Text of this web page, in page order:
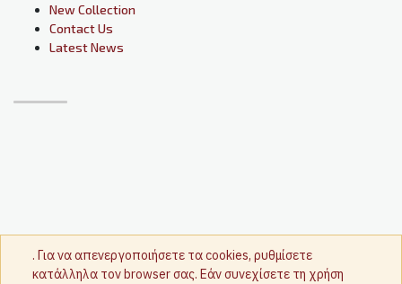
New Collection
Contact Us
Latest News
. Για να απενεργοποιήσετε τα cookies, ρυθμίσετε
κατάλληλα τον browser σας. Εάν συνεχίσετε τη χρήση